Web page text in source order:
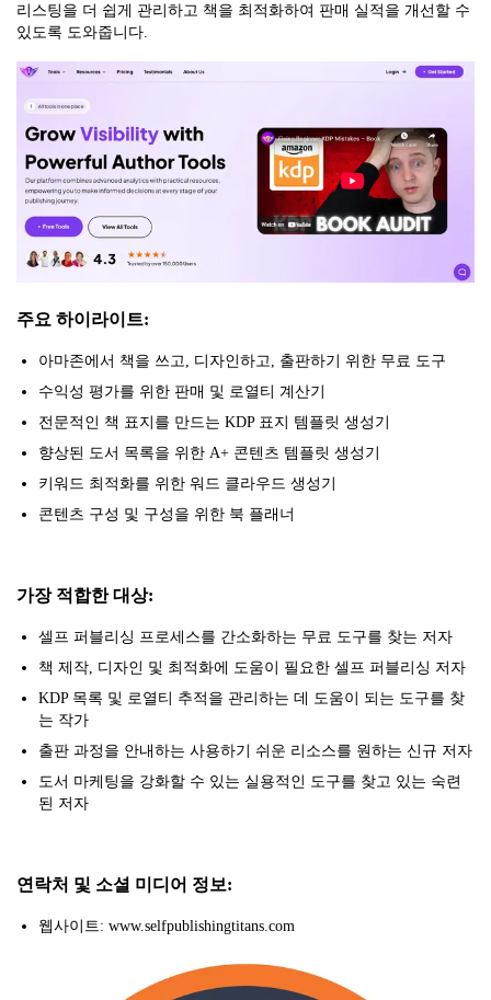
리스팅을 더 쉽게 관리하고 책을 최적화하여 판매 실적을 개선할 수
있도록 도와줍니다.
주요 하이라이트:
아마존에서 책을 쓰고, 디자인하고, 출판하기 위한 무료 도구
수익성 평가를 위한 판매 및 로열티 계산기
전문적인 책 표지를 만드는 KDP 표지 템플릿 생성기
향상된 도서 목록을 위한 A+ 콘텐츠 템플릿 생성기
키워드 최적화를 위한 워드 클라우드 생성기
콘텐츠 구성 및 구성을 위한 북 플래너
가장 적합한 대상:
셀프 퍼블리싱 프로세스를 간소화하는 무료 도구를 찾는 저자
책 제작, 디자인 및 최적화에 도움이 필요한 셀프 퍼블리싱 저자
KDP 목록 및 로열티 추적을 관리하는 데 도움이 되는 도구를 찾
는 작가
출판 과정을 안내하는 사용하기 쉬운 리소스를 원하는 신규 저자
도서 마케팅을 강화할 수 있는 실용적인 도구를 찾고 있는 숙련
된 저자
연락처 및 소셜 미디어 정보:
웹사이트: www.selfpublishingtitans.com